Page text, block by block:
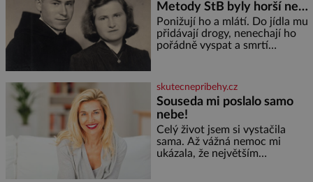
Metody StB byly horší než
gestapácké trýznění
Ponižují ho a mlátí. Do jídla mu
přidávají drogy, nenechají ho
pořádně vyspat a smrtí
estébákům podepíše všechno,
co po něm chtějí. Svým
podpisem jim potvrdí také to, že
na něj během výslechů nikdo
nevyvíjel fyzický ani psychický
nátlak. Syn brněnského řezníka
chce být knězem a
skutecnepribehy.cz
Souseda mi poslalo samo
nebe!
Celý život jsem si vystačila
sama. Až vážná nemoc mi
ukázala, že největším